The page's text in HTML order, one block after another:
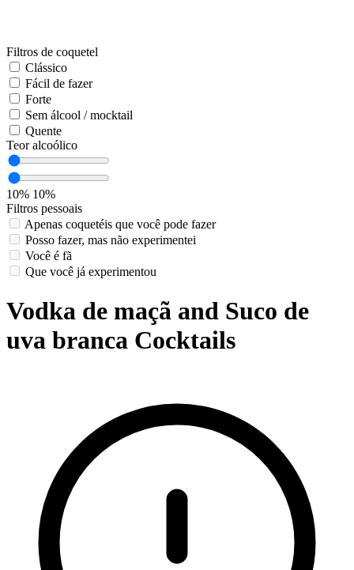
Filtros de coquetel
Clássico
Fácil de fazer
Forte
Sem álcool / mocktail
Quente
Teor alcoólico
10% 10%
Filtros pessoais
Apenas coquetéis que você pode fazer
Posso fazer, mas não experimentei
Você é fã
Que você já experimentou
Vodka de maçã and Suco de
uva branca Cocktails